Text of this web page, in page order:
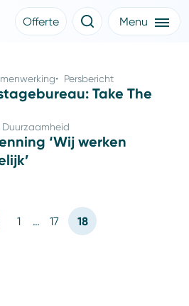
Offerte Menu
Persbericht
Take The
Duurzaamheid
‘Wij werken
1 … 17 18